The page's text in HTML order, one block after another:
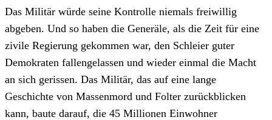
Das Militär würde seine Kontrolle niemals freiwillig
abgeben. Und so haben die Generäle, als die Zeit für eine
zivile Regierung gekommen war, den Schleier guter
Demokraten fallengelassen und wieder einmal die Macht
an sich gerissen. Das Militär, das auf eine lange
Geschichte von Massenmord und Folter zurückblicken
kann, baute darauf, die 45 Millionen Einwohner